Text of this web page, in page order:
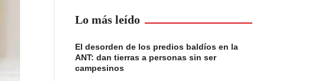
Lo más leído
El desorden de los predios baldíos en la
ANT: dan tierras a personas sin ser
campesinos